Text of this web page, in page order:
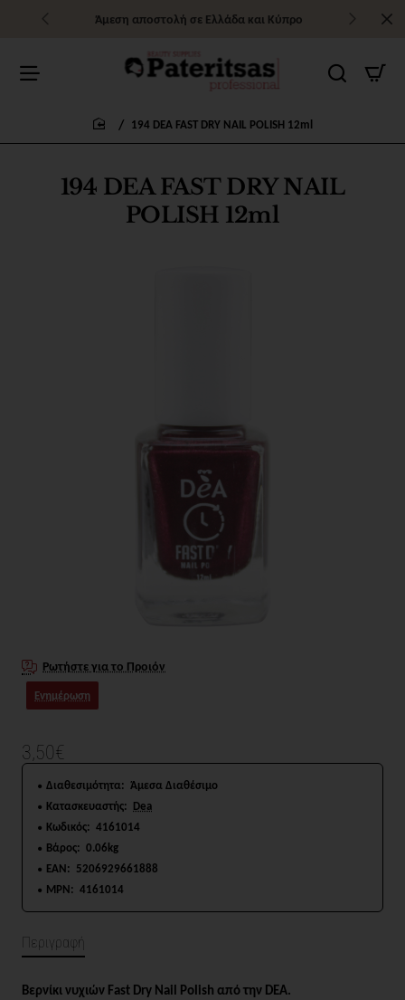
Άμεση αποστολή σε Ελλάδα και Κύπρο
194 DEA FAST DRY NAIL
POLISH 12ml
194 DEA FAST DRY NAIL POLISH 12ml
Ρωτήστε για το Προιόν
Ενημέρωση
3,50€
Διαθεσιμότητα: Άμεσα Διαθέσιμο
Κατασκευαστής: Dea
Κωδικός: 4161014
Βάρος: 0.06kg
EAN: 5206929661888
MPN: 4161014
Περιγραφή
Βερνίκι νυχιών Fast Dry Nail Polish από την DEA.